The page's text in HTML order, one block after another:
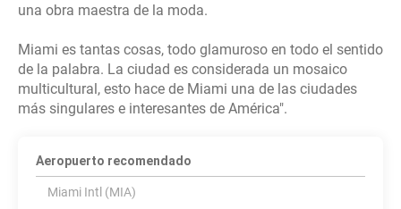
una obra maestra de la moda.
Miami es tantas cosas, todo glamuroso en todo el sentido
de la palabra. La ciudad es considerada un mosaico
multicultural, esto hace de Miami una de las ciudades
Aeropuerto recomendado
Miami Intl (MIA)